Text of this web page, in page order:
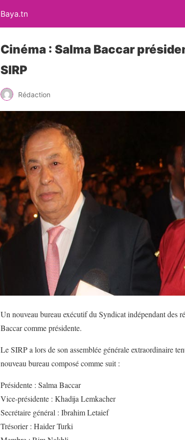
Baya.tn
Cinéma : Salma Baccar
SIRP
Rédaction
Un nouveau bureau exécutif du Syndicat indépendant des
Baccar comme présidente.
Le SIRP a lors de son assemblée générale extraordinaire
nouveau bureau composé comme suit :
Présidente : Salma Baccar
Vice-présidente : Khadija Lemkacher
Secrétaire général : Ibrahim Letaief
Trésorier : Haider Turki